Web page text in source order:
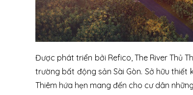
Được phát triển bởi Refico, The River Thủ
trường bất động sản Sài Gòn. Sở hữu thiết
Thiêm hứa hẹn mang đến cho cư dân